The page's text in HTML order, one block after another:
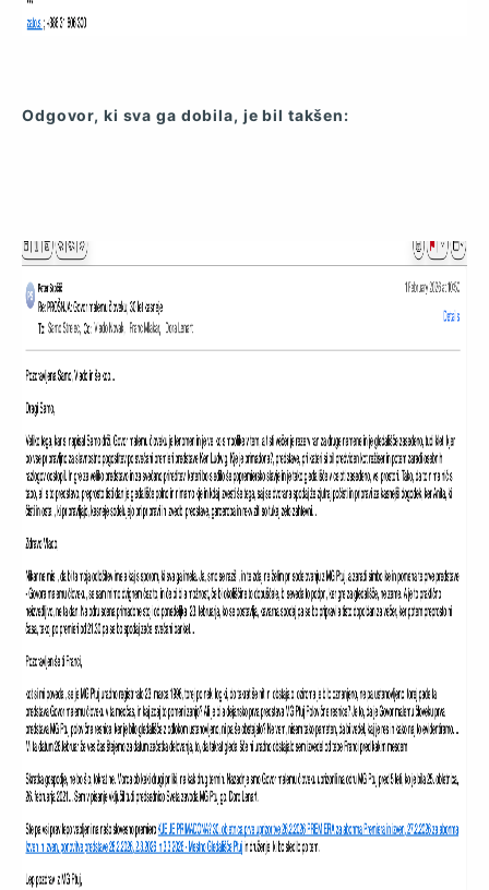
Odgovor, ki sva ga dobila, je bil takšen: